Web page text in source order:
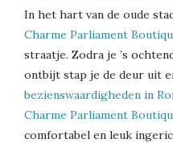
In het hart van de oude
Charme Parliament
straatje. Zodra je ’s
ontbijt stap je de deur uit
bezienswaardigheden in
Charme Parliament
comfortabel en leuk